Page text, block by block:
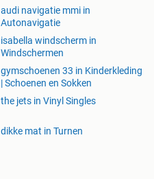
audi navigatie mmi in
Autonavigatie
isabella windscherm in
Windschermen
gymschoenen 33 in Kinderkleding
| Schoenen en Sokken
the jets in Vinyl Singles
dikke mat in Turnen